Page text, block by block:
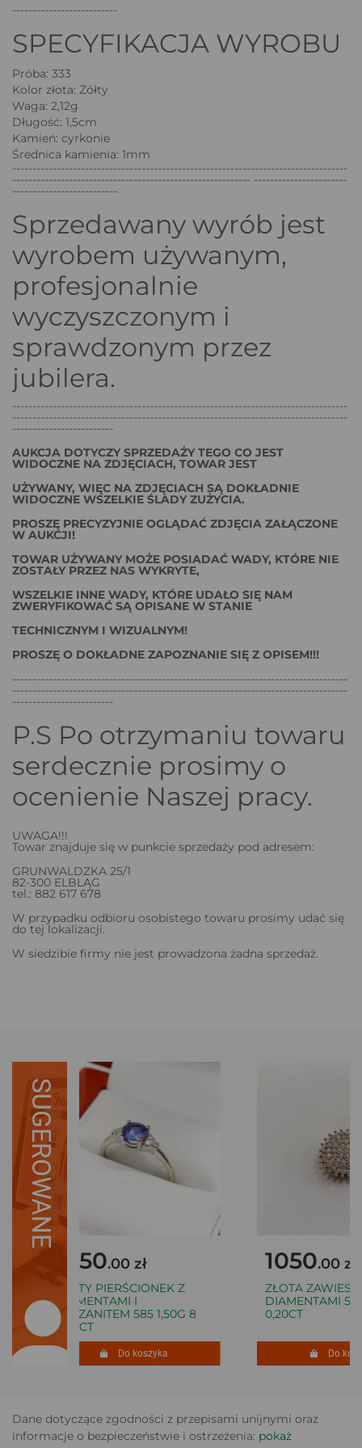
--------------------------
SPECYFIKACJA WYROBU
Próba: 333
Kolor złota: Żółty
Waga: 2,12g
Długość: 1,5cm
Kamień: cyrkonie
Średnica kamienia: 1mm
-----------------------------------------------------------------------------------
----------------------------------------------------------- -----------------------
--------------------------
Sprzedawany wyrób jest
wyrobem używanym,
profesjonalnie
wyczyszczonym i
sprawdzonym przez
jubilera.
-----------------------------------------------------------------------------------
-----------------------------------------------------------------------------------
-------------------------
AUKCJA DOTYCZY SPRZEDAŻY TEGO CO JEST
WIDOCZNE NA ZDJĘCIACH, TOWAR JEST
UŻYWANY, WIĘC NA ZDJĘCIACH SĄ DOKŁADNIE
WIDOCZNE WSZELKIE ŚLADY ZUŻYCIA.
PROSZĘ PRECYZYJNIE OGLĄDAĆ ZDJĘCIA ZAŁĄCZONE
W AUKCJI!
TOWAR UŻYWANY MOŻE POSIADAĆ WADY, KTÓRE NIE
ZOSTAŁY PRZEZ NAS WYKRYTE,
WSZELKIE INNE WADY, KTÓRE UDAŁO SIĘ NAM
ZWERYFIKOWAĆ SĄ OPISANE W STANIE
TECHNICZNYM I WIZUALNYM!
PROSZĘ O DOKŁADNE ZAPOZNANIE SIĘ Z OPISEM!!!
-----------------------------------------------------------------------------------
-----------------------------------------------------------------------------------
-------------------------
P.S Po otrzymaniu towaru
serdecznie prosimy o
ocenienie Naszej pracy.
UWAGA!!!
Towar znajduje się w punkcie sprzedaży pod adresem:
GRUNWALDZKA 25/1
82-300 ELBLĄG
tel.: 882 617 678
W przypadku odbioru osobistego towaru prosimy udać się
do tej lokalizacji.
W siedzibie firmy nie jest prowadzona żadna sprzedaż.
SUGEROWANE
1050.00 zł
ZŁOTY PIERŚCIONEK Z
DIAMENTAMI I
TANZANITEM 585 1,50G 8
0,06CT
Do koszyka
1050.00 zł
ZŁOTA
DIAMENTAMI 585
0,20CT
Do
Dane dotyczące zgodności z przepisami unijnymi oraz
informacje o bezpieczeństwie i ostrzeżenia: pokaż